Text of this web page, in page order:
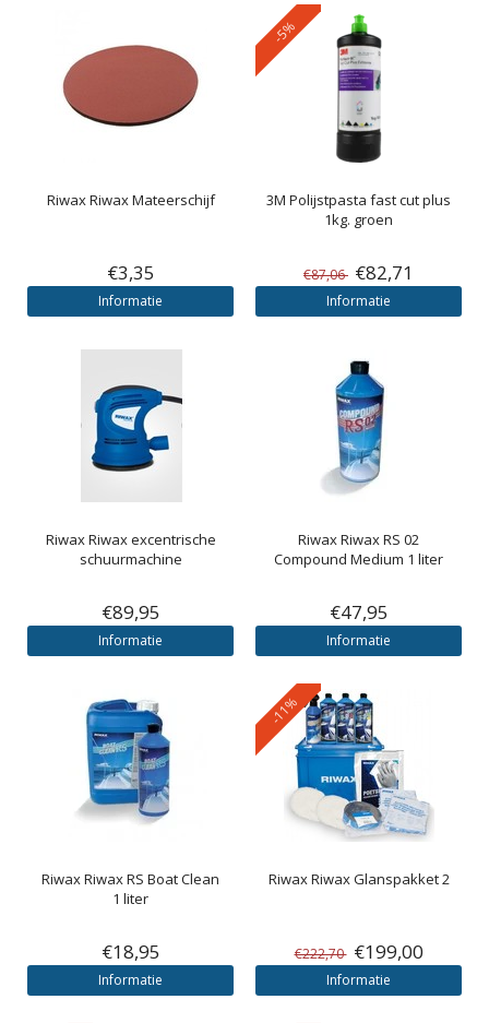
RiwaxRiwax Mateerschijf
€3,35
Informatie
-5%
3M Polijstpasta fast cut plus
1kg. groen
€87,06 €82,71
Informatie
RiwaxRiwax excentrische
schuurmachine
€89,95
Informatie
RiwaxRiwax RS 02
Compound Medium 1 liter
€47,95
Informatie
RiwaxRiwax RS Boat Clean
1 liter
€18,95
Informatie
-11%
RiwaxRiwax Glanspakket 2
€222,70 €199,00
Informatie